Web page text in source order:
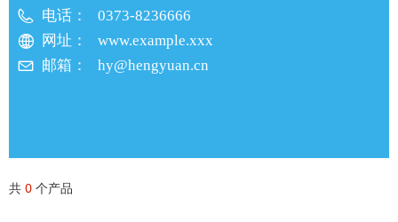
共 0 个产品
电话：
0373-8236666
网址：
www.example.xxx
邮箱：
hy@hengyuan.cn